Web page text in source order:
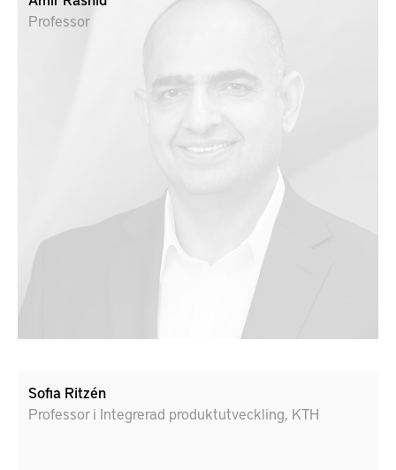
Professor
Sofia Ritzén
Professor i Integrerad produktutveckling, KTH